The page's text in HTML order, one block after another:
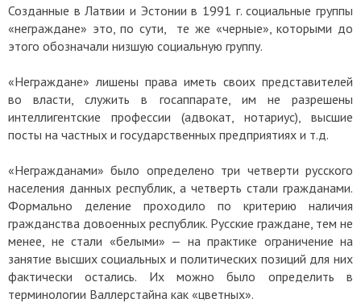
Созданные в Латвии и Эстонии в 1991 г. социальные группы
«неграждане» это, по сути, те же «черные», которыми до
этого обозначали низшую социальную группу.
«Неграждане» лишены права иметь своих представителей
во власти, служить в госаппарате, им не разрешены
интеллигентские профессии (адвокат, нотариус), высшие
посты на частных и государственных предприятиях и т.д.
«Негражданами» было определено три четверти русского
населения данных республик, а четверть стали гражданами.
Формально деление проходило по критерию наличия
гражданства довоенных республик. Русские граждане, тем не
менее, не стали «белыми» — на практике ограничение на
занятие высших социальных и политических позиций для них
фактически остались. Их можно было определить в
терминологии Валлерстайна как «цветных».